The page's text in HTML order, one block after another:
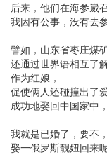
后来，他们在海参崴
我因有公事，没有去
譬如，山东省枣庄煤
还通过世界语相互了
作为红娘，
促使俩人还碰撞出了
成功地娶回中国家中
我就是已婚了，要不
娶一俄罗斯靓妞回来